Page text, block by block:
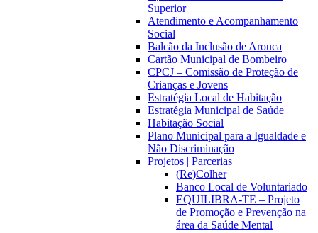
Superior
Atendimento e Acompanhamento
Social
Balcão da Inclusão de Arouca
Cartão Municipal de Bombeiro
CPCJ – Comissão de Proteção de
Crianças e Jovens
Estratégia Local de Habitação
Estratégia Municipal de Saúde
Habitação Social
Plano Municipal para a Igualdade e
Não Discriminação
Projetos | Parcerias
(Re)Colher
Banco Local de Voluntariado
EQUILIBRA-TE – Projeto
de Promoção e Prevenção na
área da Saúde Mental